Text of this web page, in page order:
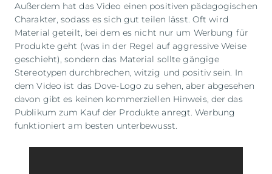
Außerdem hat das Video einen positiven pädagogischen
Charakter, sodass es sich gut teilen lässt. Oft wird
Material geteilt, bei dem es nicht nur um Werbung für
Produkte geht (was in der Regel auf aggressive Weise
geschieht), sondern das Material sollte gängige
Stereotypen durchbrechen, witzig und positiv sein. In
dem Video ist das Dove-Logo zu sehen, aber abgesehen
davon gibt es keinen kommerziellen Hinweis, der das
Publikum zum Kauf der Produkte anregt. Werbung
funktioniert am besten unterbewusst.